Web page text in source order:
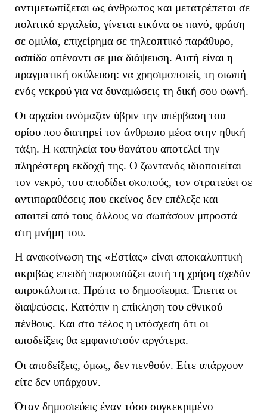
αντιμετωπίζεται ως άνθρωπος και μετατρέπεται σε
πολιτικό εργαλείο, γίνεται εικόνα σε πανό, φράση
σε ομιλία, επιχείρημα σε τηλεοπτικό παράθυρο,
ασπίδα απέναντι σε μια διάψευση. Αυτή είναι η
πραγματική σκύλευση: να χρησιμοποιείς τη σιωπή
ενός νεκρού για να δυναμώσεις τη δική σου φωνή.
Οι αρχαίοι ονόμαζαν ύβριν την υπέρβαση του
ορίου που διατηρεί τον άνθρωπο μέσα στην ηθική
τάξη. Η καπηλεία του θανάτου αποτελεί την
πληρέστερη εκδοχή της. Ο ζωντανός ιδιοποιείται
τον νεκρό, του αποδίδει σκοπούς, τον στρατεύει σε
αντιπαραθέσεις που εκείνος δεν επέλεξε και
απαιτεί από τους άλλους να σωπάσουν μπροστά
στη μνήμη του.
Η ανακοίνωση της «Εστίας» είναι αποκαλυπτική
ακριβώς επειδή παρουσιάζει αυτή τη χρήση σχεδόν
απροκάλυπτα. Πρώτα το δημοσίευμα. Έπειτα οι
διαψεύσεις. Κατόπιν η επίκληση του εθνικού
πένθους. Και στο τέλος η υπόσχεση ότι οι
αποδείξεις θα εμφανιστούν αργότερα.
Οι αποδείξεις, όμως, δεν πενθούν. Είτε υπάρχουν
είτε δεν υπάρχουν.
Όταν δημοσιεύεις έναν τόσο συγκεκριμένο